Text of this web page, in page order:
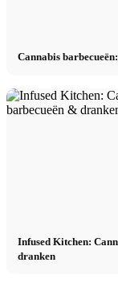
Cannabis
Infused Kitchen:
dranken